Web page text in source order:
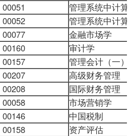
00051
管理系统中计算
00052
管理系统中计算
00077
金融市场学
00160
审计学
00157
管理会计（一）
00207
高级财务管理
00208
国际财务管理
00058
市场营销学
00146
中国税制
00158 资产评估